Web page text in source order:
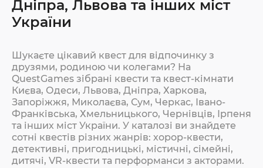
Дніпра, Львова та інших міст
України
Шукаєте цікавий квест для відпочинку з
друзями, родиною чи колегами? На
QuestGames зібрані квести та квест-кімнати
Києва, Одеси, Львова, Дніпра, Харкова,
Запоріжжя, Миколаєва, Сум, Черкас, Івано-
Франківська, Хмельницького, Чернівців, Ірпеня
та інших міст України. У каталозі ви знайдете
сотні квестів різних жанрів: хорор-квести,
детективні, пригодницькі, містичні, сімейні,
дитячі, VR-квести та перформанси з акторами.